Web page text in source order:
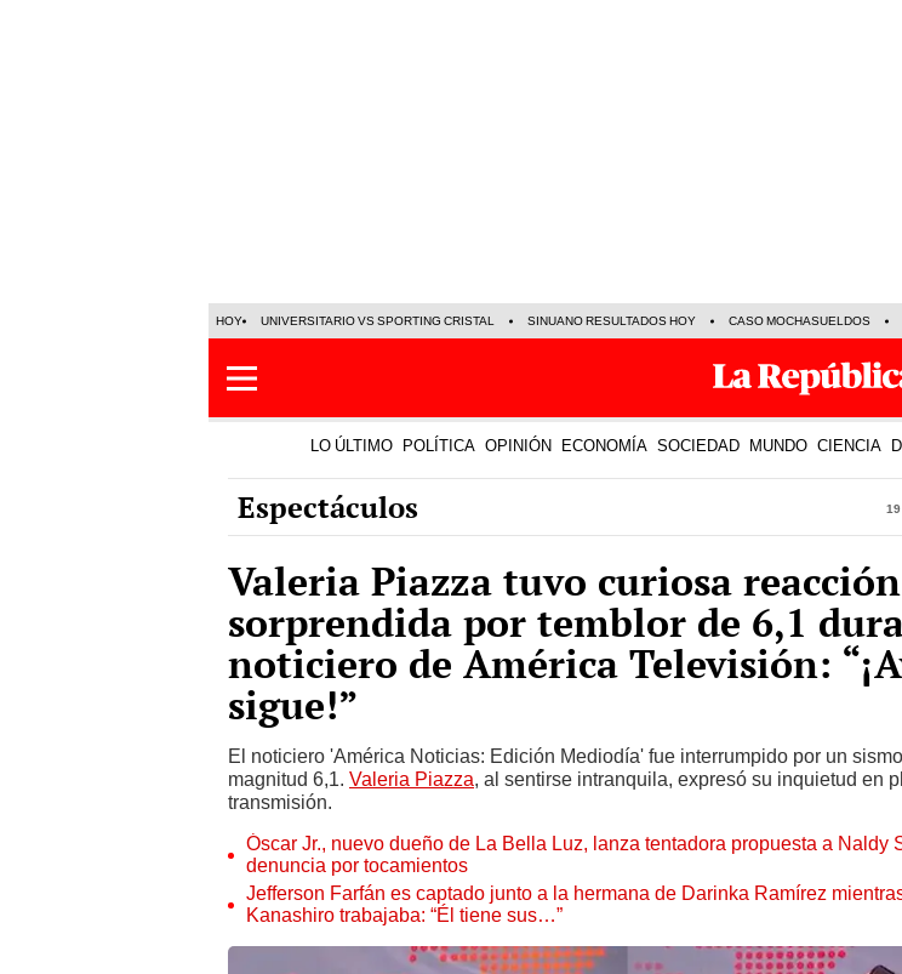
HOY UNIVERSITARIO VS SPORTING CRISTAL SINUANO RESULTADOS HOY CASO MOCHASUELDOS
LO ÚLTIMO POLÍTICA OPINIÓN ECONOMÍA SOCIEDAD MUNDO CIENCIA
Espectáculos
Valeria Piazza tuvo curiosa
sorprendida por temblor de 6,1
noticiero de América Televisión:
sigue!”
El noticiero 'América Noticias: Edición Mediodía' fue interrumpido por un
magnitud 6,1. Valeria Piazza, al sentirse intranquila, expresó su inquietud en
transmisión.
Óscar Jr., nuevo dueño de La Bella Luz, lanza tentadora propuesta a Naldy
denuncia por tocamientos
Jefferson Farfán es captado junto a la hermana de Darinka Ramírez
Kanashiro trabajaba: “Él tiene sus…”